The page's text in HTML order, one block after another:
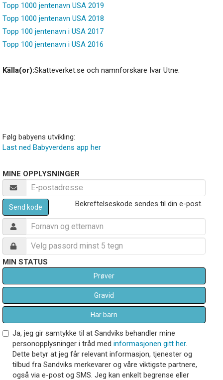
Topp 1000 jentenavn USA 2019
Topp 1000 jentenavn USA 2018
Topp 100 jentenavn i USA 2017
Topp 100 jentenavn i USA 2016
Källa(or):Skatteverket.se och namnforskare Ivar Utne.
Følg babyens utvikling:
Last ned Babyverdens app her
MINE OPPLYSNINGER
Send kode Bekreftelseskode sendes til din e-post.
MIN STATUS
Prøver
Gravid
Har barn
Ja, jeg gir samtykke til at Sandviks behandler mine
personopplysninger i tråd med informasjonen gitt her.
Dette betyr at jeg får relevant informasjon, tjenester og
tilbud fra Sandviks merkevarer og våre viktigste partnere,
også via e-post og SMS. Jeg kan enkelt begrense eller